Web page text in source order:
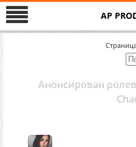
AP
Анонсирован